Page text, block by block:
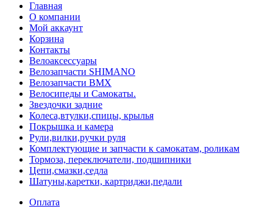
Главная
О компании
Мой аккаунт
Корзина
Контакты
Велоаксессуары
Велозапчасти SHIMANO
Велозапчасти BMX
Велосипеды и Самокаты.
Звездочки задние
Колеса,втулки,спицы, крылья
Покрышка и камера
Рули,вилки,ручки руля
Комплектующие и запчасти к самокатам, роликам
Тормоза, переключатели, подшипники
Цепи,смазки,седла
Шатуны,каретки, картриджи,педали
Оплата